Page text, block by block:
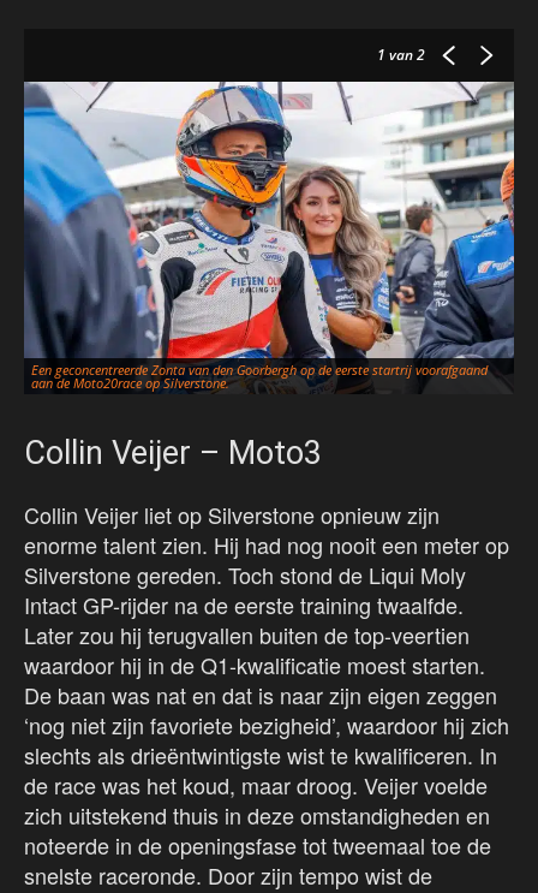
1 van 2
Een geconcentreerde Zonta van den Goorbergh op de eerste startrij voorafgaand
aan de Moto20race op Silverstone.
Collin Veijer – Moto3
Collin Veijer liet op Silverstone opnieuw zijn
enorme talent zien. Hij had nog nooit een meter op
Silverstone gereden. Toch stond de Liqui Moly
Intact GP-rijder na de eerste training twaalfde.
Later zou hij terugvallen buiten de top-veertien
waardoor hij in de Q1-kwalificatie moest starten.
De baan was nat en dat is naar zijn eigen zeggen
‘nog niet zijn favoriete bezigheid’, waardoor hij zich
slechts als drieëntwintigste wist te kwalificeren. In
de race was het koud, maar droog. Veijer voelde
zich uitstekend thuis in deze omstandigheden en
noteerde in de openingsfase tot tweemaal toe de
snelste raceronde. Door zijn tempo wist de